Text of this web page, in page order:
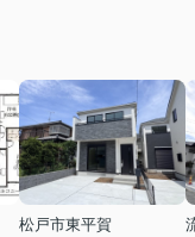
松戸市東平賀